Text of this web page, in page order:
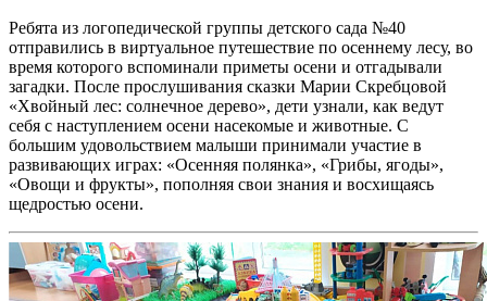
Ребята из логопедической группы детского сада №40
отправились в виртуальное путешествие по осеннему лесу, во
время которого вспоминали приметы осени и отгадывали
загадки. После прослушивания сказки Марии Скребцовой
«Хвойный лес: солнечное дерево», дети узнали, как ведут
себя с наступлением осени насекомые и животные. С
большим удовольствием малыши принимали участие в
развивающих играх: «Осенняя полянка», «Грибы, ягоды»,
«Овощи и фрукты», пополняя свои знания и восхищаясь
щедростью осени.